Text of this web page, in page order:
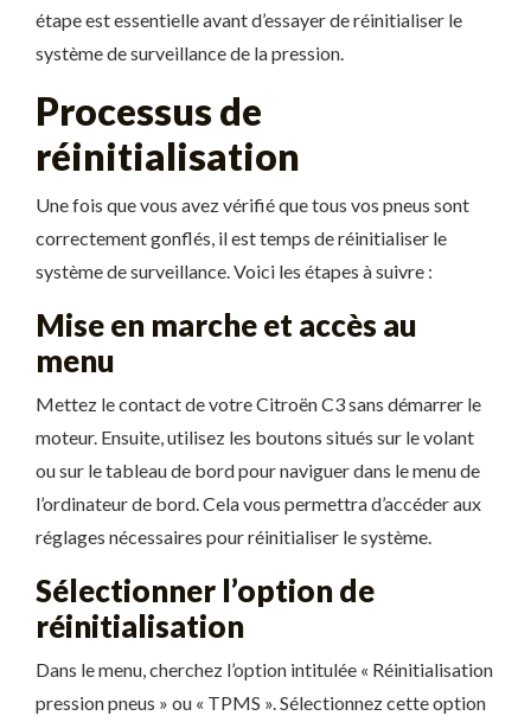
étape est essentielle avant d’essayer de réinitialiser le
système de surveillance de la pression.
Processus de
réinitialisation
Une fois que vous avez vérifié que tous vos pneus sont
correctement gonflés, il est temps de réinitialiser le
système de surveillance. Voici les étapes à suivre :
Mise en marche et accès au
menu
Mettez le contact de votre Citroën C3 sans démarrer le
moteur. Ensuite, utilisez les boutons situés sur le volant
ou sur le tableau de bord pour naviguer dans le menu de
l’ordinateur de bord. Cela vous permettra d’accéder aux
réglages nécessaires pour réinitialiser le système.
Sélectionner l’option de
réinitialisation
Dans le menu, cherchez l’option intitulée « Réinitialisation
pression pneus » ou « TPMS ». Sélectionnez cette option